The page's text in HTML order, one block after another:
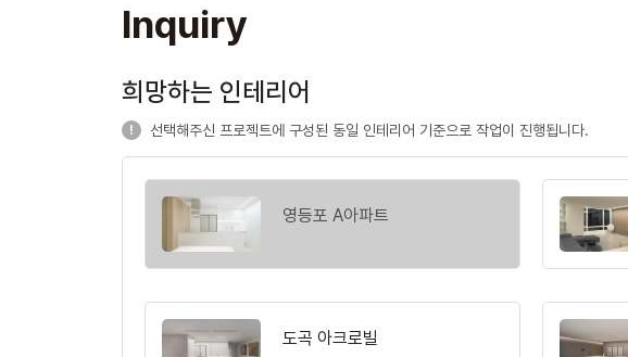
Inquiry
희망하는 인테리어
선택해주신 프로젝트에 구성된 동일 인테리어 기준으로 작업이 진행됩니다.
영등포 A아파트
도곡 아크로빌